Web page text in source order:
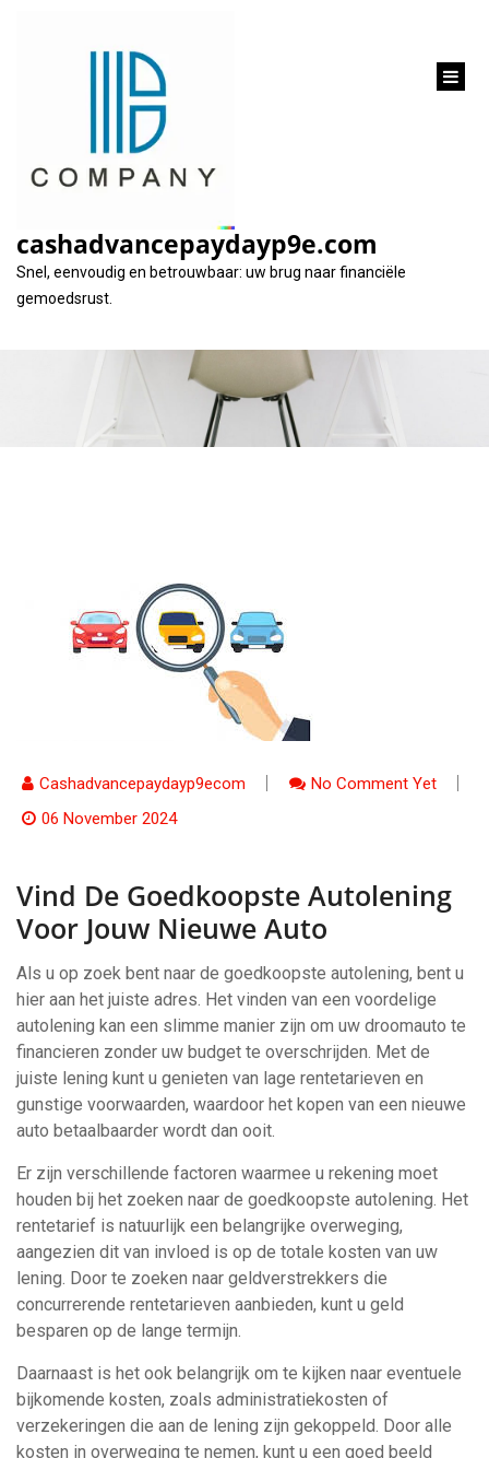
cashadvancepaydayp9e.com
Snel, eenvoudig en betrouwbaar: uw brug naar financiële
gemoedsrust.
Vind de Goedkoopste
Autolening voor Jouw
Nieuwe Auto
Cashadvancepaydayp9ecom
No Comment Yet
06 November 2024
Vind De Goedkoopste Autolening
Voor Jouw Nieuwe Auto
Als u op zoek bent naar de goedkoopste autolening, bent u
hier aan het juiste adres. Het vinden van een voordelige
autolening kan een slimme manier zijn om uw droomauto te
financieren zonder uw budget te overschrijden. Met de
juiste lening kunt u genieten van lage rentetarieven en
gunstige voorwaarden, waardoor het kopen van een nieuwe
auto betaalbaarder wordt dan ooit.
Er zijn verschillende factoren waarmee u rekening moet
houden bij het zoeken naar de goedkoopste autolening. Het
rentetarief is natuurlijk een belangrijke overweging,
aangezien dit van invloed is op de totale kosten van uw
lening. Door te zoeken naar geldverstrekkers die
concurrerende rentetarieven aanbieden, kunt u geld
besparen op de lange termijn.
Daarnaast is het ook belangrijk om te kijken naar eventuele
bijkomende kosten, zoals administratiekosten of
verzekeringen die aan de lening zijn gekoppeld. Door alle
kosten in overweging te nemen, kunt u een goed beeld